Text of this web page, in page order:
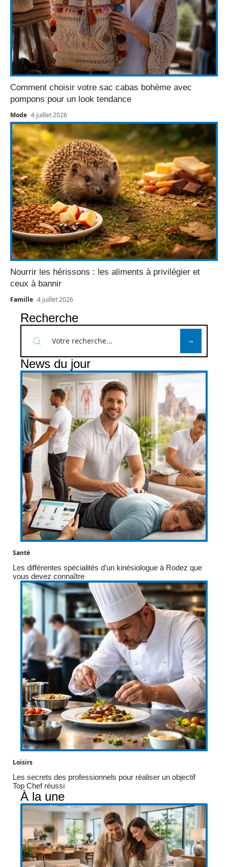
Comment choisir votre sac cabas bohème avec
pompons pour un look tendance
Mode 4 juillet 2026
Nourrir les hérissons : les aliments à privilégier et
ceux à bannir
Famille 4 juillet 2026
Recherche
News du jour
Santé
Les différentes spécialités d’un kinésiologue à Rodez que
vous devez connaître
Loisirs
Les secrets des professionnels pour réaliser un objectif
Top Chef réussi
À la une